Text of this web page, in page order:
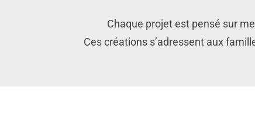
Chaque projet est pensé sur
Ces créations s’adressent aux